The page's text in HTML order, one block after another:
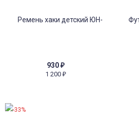
930₽
1 200₽
-33%